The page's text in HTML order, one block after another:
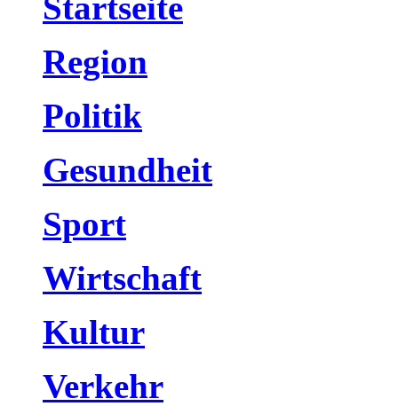
Region
Politik
Gesundheit
Sport
Wirtschaft
Kultur
Verkehr